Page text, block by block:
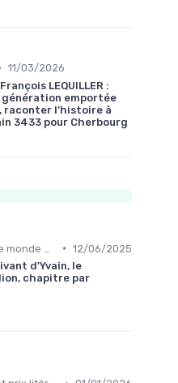
11/03/2026
LEQUILLER :
génération emportée
raconter l’histoire à
3433 pour Cherbourg
• 12/06/2025
d'Yvain, le
chapitre par